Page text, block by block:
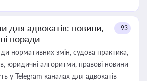
для адвокатів: новини,
поради
+93
нормативних змін, судова практика,
юридичні алгоритми, правові новини
у Telegram каналах для адвокатів